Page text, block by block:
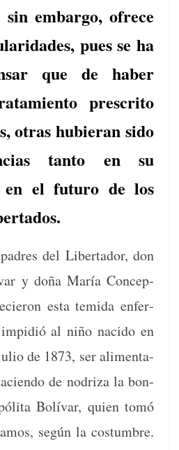
embargo, ofrece
pues se ha
que de haber
prescrito
otras hubieran sido
tanto en su
en el futuro de los
del Lib­er­ta­dor, don
y doña María Con­cep­
esta temi­da enfer­
al niño naci­do en
de 1873, ser ali­men­ta­
de nodriza la bon­
Bolí­var, quien tomó
según la cos­tum­bre.